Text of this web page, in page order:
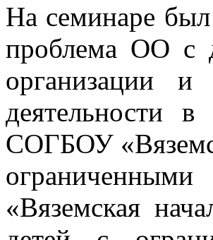
На семинаре был
проблема ОО с
организации и
деятельности
СОГБОУ
«Вяземская